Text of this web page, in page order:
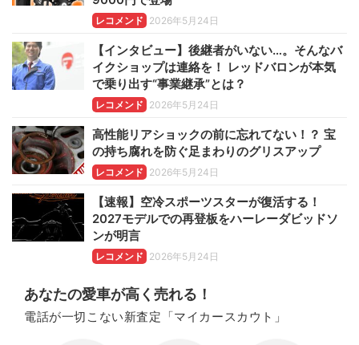
レコメンド 2026年5月24日
【インタビュー】後継者がいない…。そんなバ
イクショップは連絡を！ レッドバロンが本気
で乗り出す“事業継承”とは？
レコメンド 2026年5月24日
高性能リアショックの前に忘れてない！？ 宝
の持ち腐れを防ぐ足まわりのグリスアップ
レコメンド 2026年5月24日
【速報】空冷スポーツスターが復活する！
2027モデルでの再登板をハーレーダビッドソ
ンが明言
レコメンド 2026年5月24日
あなたの愛車が高く売れる！
電話が一切こない新査定「マイカースカウト」